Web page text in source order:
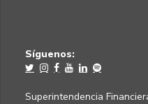
Síguenos:
Superintendencia